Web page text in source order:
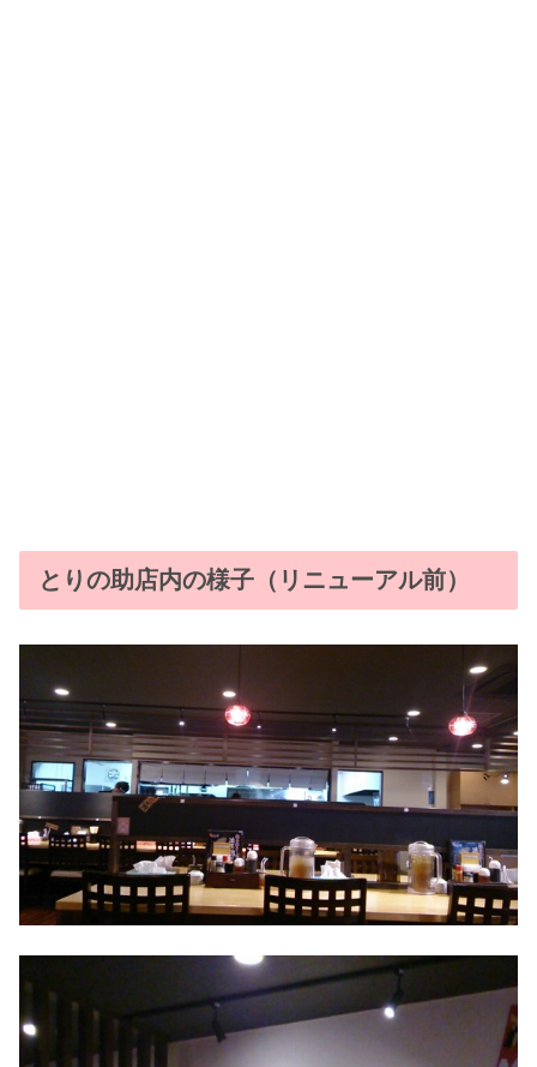
とりの助店内の様子（リニューアル前）